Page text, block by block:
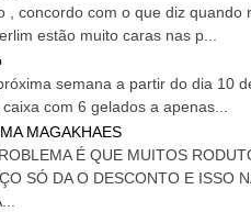
, concordo com o que diz quando
estão muito caras nas p...
semana a partir do dia 10
com 6 gelados a apenas...
MAGAKHAES
É QUE MUITOS
SÓ DA O DESCONTO E ISSO